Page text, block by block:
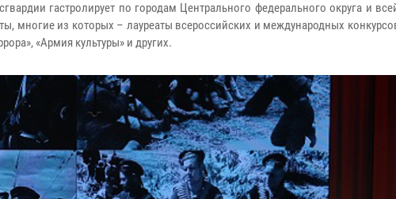
гастролирует по городам Центрального федерального округа и
многие из которых – лауреаты всероссийских и международных
«Армия культуры» и других.